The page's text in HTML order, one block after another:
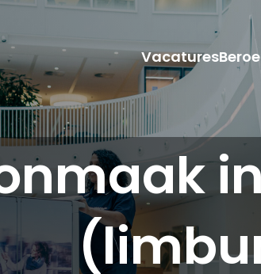
Vacatures